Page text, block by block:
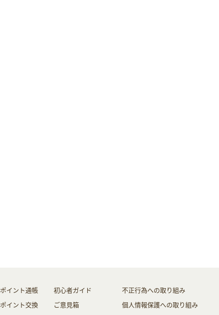
ポイント通帳
ポイント交換
初心者ガイド
ご意見箱
不正行為への取り組み
個人情報保護への取り組み